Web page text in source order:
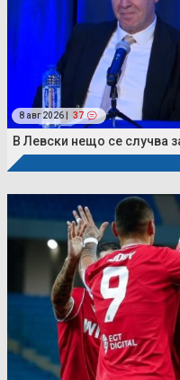
8 авг 2026 | 37
В Левски нещо се случва